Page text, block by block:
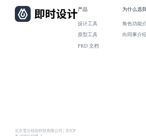
北京雪云锐创科技有限公司 | 京ICP
产品
设计工具
原型工具
PRD 文档
为什么选
角色功能
向同事介